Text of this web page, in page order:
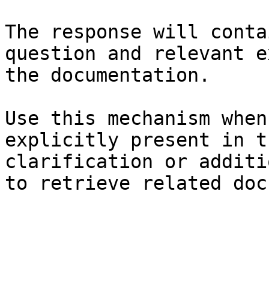
The response will
question and relevant
the documentation.
Use this mechanism
explicitly present in
clarification or